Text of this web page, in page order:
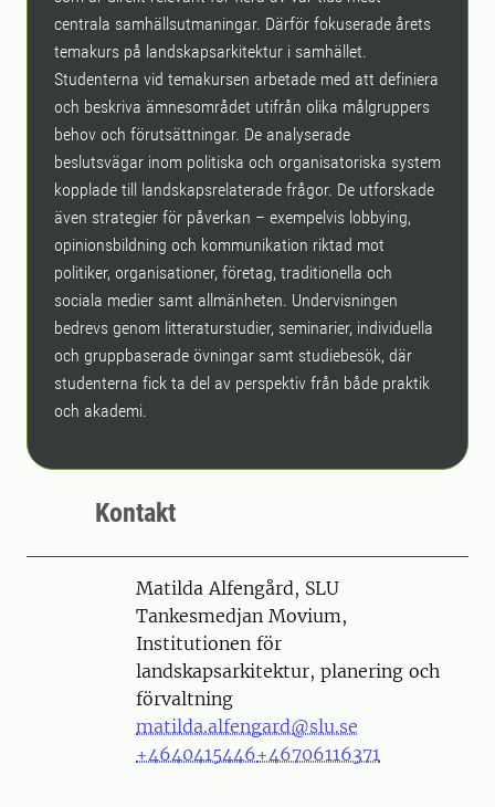
centrala samhällsutmaningar. Därför fokuserade årets
temakurs på landskapsarkitektur i samhället.
Studenterna vid temakursen arbetade med att definiera
och beskriva ämnesområdet utifrån olika målgruppers
behov och förutsättningar. De analyserade
beslutsvägar inom politiska och organisatoriska system
kopplade till landskapsrelaterade frågor. De utforskade
även strategier för påverkan – exempelvis lobbying,
opinionsbildning och kommunikation riktad mot
politiker, organisationer, företag, traditionella och
sociala medier samt allmänheten. Undervisningen
bedrevs genom litteraturstudier, seminarier, individuella
och gruppbaserade övningar samt studiebesök, där
studenterna fick ta del av perspektiv från både praktik
och akademi.
Kontakt
PersonMatilda Alfengård, SLU
Tankesmedjan Movium,
Institutionen för
landskapsarkitektur, planering och
förvaltning
matilda.alfengard@slu.se
+4640415446+46706116371